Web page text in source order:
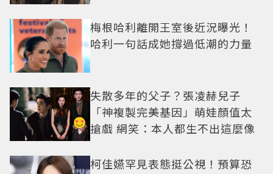
梅根哈利離開王室後近況曝光！
哈利一句話成她撐過低潮的力量
失散多年的父子？張凌赫兒子
「神複製完美基因」萌娃顏值太
搶戲 網笑：本人都生不出這麼像
柯佳嬿罕見表態挺公視！預算恐